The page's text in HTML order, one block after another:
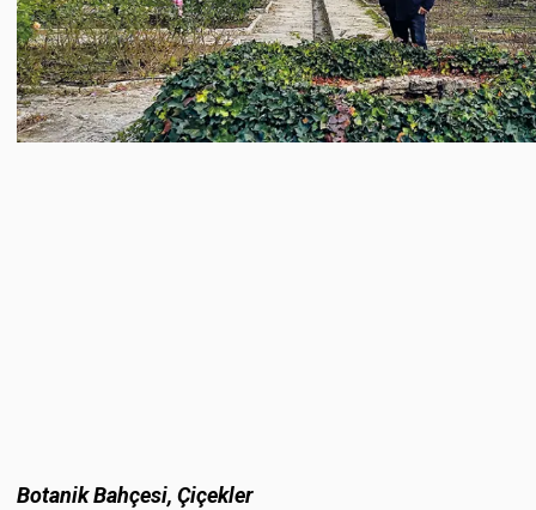
Botanik Bahçesi, Çiçekler